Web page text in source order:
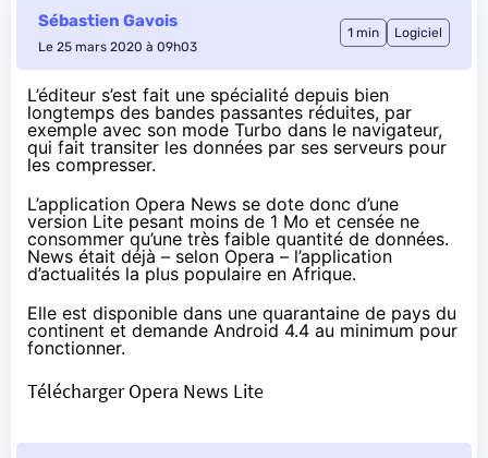
Sébastien Gavois
Le 25 mars 2020 à 09h03
1 min Logiciel
L’éditeur s’est fait une spécialité depuis bien
longtemps des bandes passantes réduites, par
exemple avec son mode Turbo dans le navigateur,
qui fait transiter les données par ses serveurs pour
les compresser.
L’application Opera News se dote donc d’une
version Lite pesant moins de 1 Mo et censée ne
consommer qu’une très faible quantité de données.
News était déjà – selon Opera – l’application
d’actualités la plus populaire en Afrique.
Elle est disponible dans une quarantaine de pays du
continent et demande Android 4.4 au minimum pour
fonctionner.
Télécharger Opera News Lite